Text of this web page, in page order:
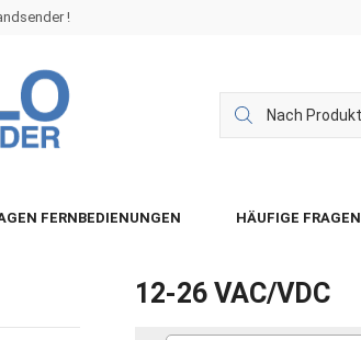
!
FERNBEDIENUNGEN HÄUFIGE FRAGEN
12-26 VAC/VDC